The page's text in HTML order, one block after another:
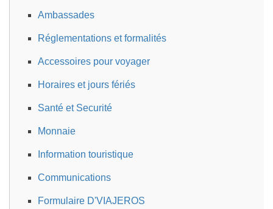
Ambassades
Réglementations et formalités
Accessoires pour voyager
Horaires et jours fériés
Santé et Securité
Monnaie
Information touristique
Communications
Formulaire D'VIAJEROS